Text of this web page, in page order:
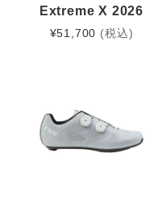
Extreme X 2026
¥51,700 (税込)